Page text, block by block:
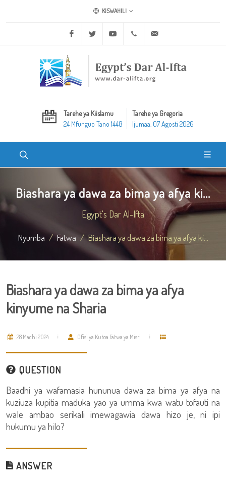
KISWAHILI
Facebook Twitter Youtube +20 2 25970400
Tarehe ya Kiislamu
24 Mfunguo Tano 1448
Tarehe ya Gregoria
Ijumaa, 07 Agosti 2026
Biashara ya dawa za bima ya afya ki...
Egypt's Dar Al-Ifta
Nyumba Fatwa Biashara ya dawa za bima ya afya ki...
Biashara ya dawa za bima ya afya
kinyume na Sharia
28 Machi 2024 Ofisi ya Kutoa Fatwa ya Misri
QUESTION
Baadhi ya wafamasia hununua dawa za bima ya afya na
kuziuza kupitia maduka yao ya umma kwa watu tofauti na
wale ambao serikali imewagawia dawa hizo je, ni ipi
hukumu ya hilo?
ANSWER